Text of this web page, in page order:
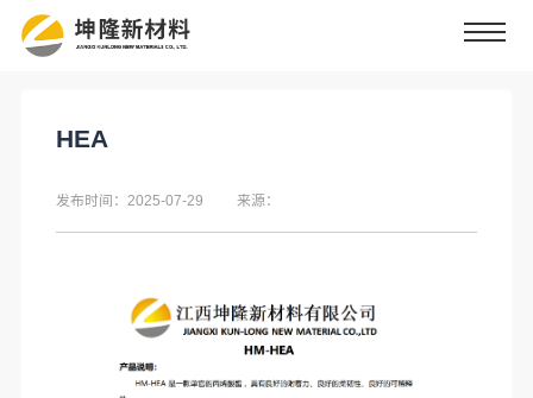
HEA
发布时间：2025-07-29 来源：